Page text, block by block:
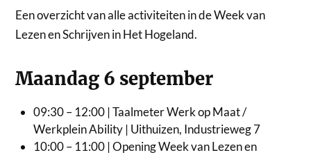
Een overzicht van alle activiteiten in de Week van
Lezen en Schrijven in Het Hogeland.
Maandag 6 september
09:30 – 12:00 | Taalmeter Werk op Maat /
Werkplein Ability | Uithuizen, Industrieweg 7
10:00 – 11:00 | Opening Week van Lezen en